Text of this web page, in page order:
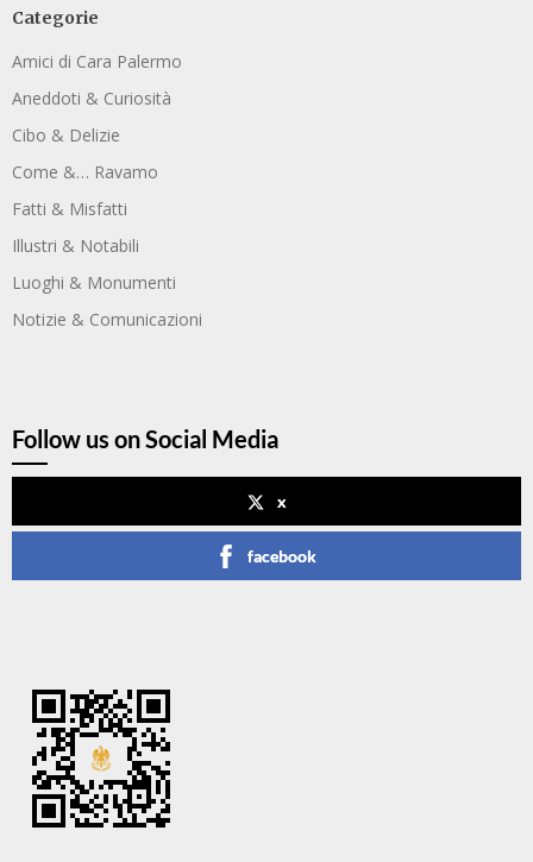
Categorie
Amici di Cara Palermo
Aneddoti & Curiosità
Cibo & Delizie
Come &… Ravamo
Fatti & Misfatti
Illustri & Notabili
Luoghi & Monumenti
Notizie & Comunicazioni
Follow us on Social Media
x
facebook